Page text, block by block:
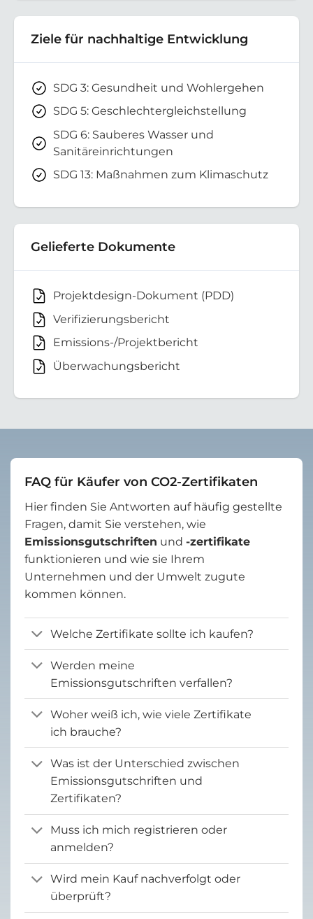
Ziele für nachhaltige Entwicklung
SDG 3: Gesundheit und Wohlergehen
SDG 5: Geschlechtergleichstellung
SDG 6: Sauberes Wasser und
Sanitäreinrichtungen
SDG 13: Maßnahmen zum Klimaschutz
Gelieferte Dokumente
Projektdesign-Dokument (PDD)
Verifizierungsbericht
Emissions-/Projektbericht
Überwachungsbericht
FAQ für Käufer von CO2-Zertifikaten
Hier finden Sie Antworten auf häufig gestellte
Fragen, damit Sie verstehen, wie
Emissionsgutschriften und -zertifikate
funktionieren und wie sie Ihrem
Unternehmen und der Umwelt zugute
kommen können.
Welche Zertifikate sollte ich kaufen?
Werden meine
Emissionsgutschriften verfallen?
Woher weiß ich, wie viele Zertifikate
ich brauche?
Was ist der Unterschied zwischen
Emissionsgutschriften und
Zertifikaten?
Muss ich mich registrieren oder
anmelden?
Wird mein Kauf nachverfolgt oder
überprüft?